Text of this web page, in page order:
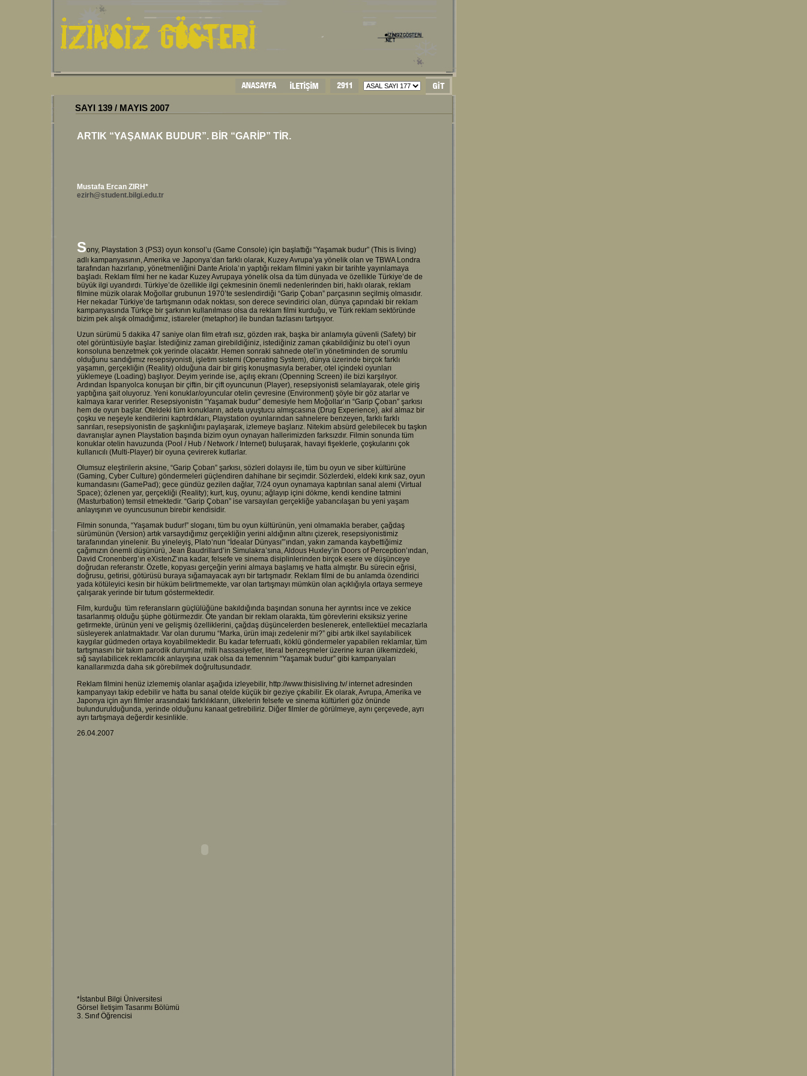
SAYI 139 / MAYIS 2007
ARTIK “YAŞAMAK BUDUR”. BİR “GARİP” TİR.
Mustafa Ercan ZIRH*
ezirh@student.bilgi.edu.tr
Sony, Playstation 3 (PS3) oyun konsol’u (Game Console) için başlattığı “Yaşamak budur” (This is living)
adlı kampanyasının, Amerika ve Japonya’dan farklı olarak, Kuzey Avrupa’ya yönelik olan ve TBWA Londra
tarafından hazırlanıp, yönetmenliğini Dante Ariola’ın yaptığı reklam filmini yakın bir tarihte yayınlamaya
başladı. Reklam filmi her ne kadar Kuzey Avrupaya yönelik olsa da tüm dünyada ve özellikle Türkiye’de de
büyük ilgi uyandırdı. Türkiye’de özellikle ilgi çekmesinin önemli nedenlerinden biri, haklı olarak, reklam
filmine müzik olarak Moğollar grubunun 1970’te seslendirdiği “Garip Çoban” parçasının seçilmiş olmasıdır.
Her nekadar Türkiye’de tartışmanın odak noktası, son derece sevindirici olan, dünya çapındaki bir reklam
kampanyasında Türkçe bir şarkının kullanılması olsa da reklam filmi kurduğu, ve Türk reklam sektöründe
bizim pek alışık olmadığımız, istiareler (metaphor) ile bundan fazlasını tartışıyor.
Uzun sürümü 5 dakika 47 saniye olan film etrafı ısız, gözden ırak, başka bir anlamıyla güvenli (Safety) bir
otel görüntüsüyle başlar. İstediğiniz zaman girebildiğiniz, istediğiniz zaman çıkabildiğiniz bu otel’i oyun
konsoluna benzetmek çok yerinde olacaktır. Hemen sonraki sahnede otel’in yönetiminden de sorumlu
olduğunu sandığımız resepsiyonisti, işletim sistemi (Operating System), dünya üzerinde birçok farklı
yaşamın, gerçekliğin (Reality) olduğuna dair bir giriş konuşmasıyla beraber, otel içindeki oyunları
yüklemeye (Loading) başlıyor. Deyim yerinde ise, açılış ekranı (Openning Screen) ile bizi karşılıyor.
Ardından İspanyolca konuşan bir çiftin, bir çift oyuncunun (Player), resepsiyonisti selamlayarak, otele giriş
yaptığına şait oluyoruz. Yeni konuklar/oyuncular otelin çevresine (Environment) şöyle bir göz atarlar ve
kalmaya karar verirler. Resepsiyonistin “Yaşamak budur” demesiyle hem Moğollar’ın “Garip Çoban” şarkısı
hem de oyun başlar. Oteldeki tüm konukların, adeta uyuştucu almışcasına (Drug Experience), akıl almaz bir
çoşku ve neşeyle kendilerini kaptırdıkları, Playstation oyunlarından sahnelere benzeyen, farklı farklı
sanrıları, resepsiyonistin de şaşkınlığını paylaşarak, izlemeye başlarız. Nitekim absürd gelebilecek bu taşkın
davranışlar aynen Playstation başında bizim oyun oynayan hallerimizden farksızdır. Filmin sonunda tüm
konuklar otelin havuzunda (Pool / Hub / Network / Internet) buluşarak, havayi fişeklerle, çoşkularını çok
kullanıcılı (Multi-Player) bir oyuna çevirerek kutlarlar.
Olumsuz eleştirilerin aksine, “Garip Çoban” şarkısı, sözleri dolayısı ile, tüm bu oyun ve siber kültürüne
(Gaming, Cyber Culture) göndermeleri güçlendiren dahihane bir seçimdir. Sözlerdeki, eldeki kırık saz, oyun
kumandasını (GamePad); gece gündüz gezilen dağlar, 7/24 oyun oynamaya kaptırılan sanal alemi (Virtual
Space); özlenen yar, gerçekliği (Reality); kurt, kuş, oyunu; ağlayıp içini dökme, kendi kendine tatmini
(Masturbation) temsil etmektedir. “Garip Çoban” ise varsayılan gerçekliğe yabancılaşan bu yeni yaşam
anlayışının ve oyuncusunun birebir kendisidir.
Filmin sonunda, “Yaşamak budur!” sloganı, tüm bu oyun kültürünün, yeni olmamakla beraber, çağdaş
sürümünün (Version) artık varsaydığımız gerçekliğin yerini aldığının altını çizerek, resepsiyonistimiz
tarafanından yinelenir. Bu yineleyiş, Plato’nun “İdealar Dünyası”’ından, yakın zamanda kaybettiğimiz
çağımızın önemli düşünürü, Jean Baudrillard’in Simulakra’sına, Aldous Huxley’in Doors of Perception’ından,
David Cronenberg’ın eXistenZ’ına kadar, felsefe ve sinema disiplinlerinden birçok esere ve düşünceye
doğrudan referanstır. Özetle, kopyası gerçeğin yerini almaya başlamış ve hatta almıştır. Bu sürecin eğrisi,
doğrusu, getirisi, götürüsü buraya sığamayacak ayrı bir tartışmadır. Reklam filmi de bu anlamda özendirici
yada kötüleyici kesin bir hüküm belirtmemekte, var olan tartışmayı mümkün olan açıklığıyla ortaya sermeye
çalışarak yerinde bir tutum göstermektedir.
Film, kurduğu tüm referansların güçlülüğüne bakıldığında başından sonuna her ayrıntısı ince ve zekice
tasarlanmış olduğu şüphe götürmezdir. Öte yandan bir reklam olarakta, tüm görevlerini eksiksiz yerine
getirmekte, ürünün yeni ve gelişmiş özelliklerini, çağdaş düşüncelerden beslenerek, entellektüel mecazlarla
süsleyerek anlatmaktadır. Var olan durumu “Marka, ürün imajı zedelenir mi?” gibi artık ilkel sayılabilicek
kaygılar güdmeden ortaya koyabilmektedir. Bu kadar teferruatlı, köklü göndermeler yapabilen reklamlar, tüm
tartışmasını bir takım parodik durumlar, milli hassasiyetler, literal benzeşmeler üzerine kuran ülkemizdeki,
sığ sayılabilicek reklamcılık anlayışına uzak olsa da temennim “Yaşamak budur” gibi kampanyaları
kanallarımızda daha sık görebilmek doğrultusundadır.
Reklam filmini henüz izlememiş olanlar aşağıda izleyebilir, http://www.thisisliving.tv/ internet adresinden
kampanyayı takip edebilir ve hatta bu sanal otelde küçük bir geziye çıkabilir. Ek olarak, Avrupa, Amerika ve
Japonya için ayrı filmler arasındaki farklılıkların, ülkelerin felsefe ve sinema kültürleri göz önünde
bulundurulduğunda, yerinde olduğunu kanaat getirebiliriz. Diğer filmler de görülmeye, aynı çerçevede, ayrı
ayrı tartışmaya değerdir kesinlikle.
26.04.2007
*İstanbul Bilgi Üniversitesi
Görsel İletişim Tasarımı Bölümü
3. Sınıf Öğrencisi